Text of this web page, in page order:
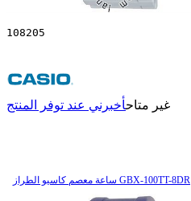
108205
غير متاحأخبرني عند توفر المنتج
ساعة معصم کاسیو الطراز GBX-100TT-8DR